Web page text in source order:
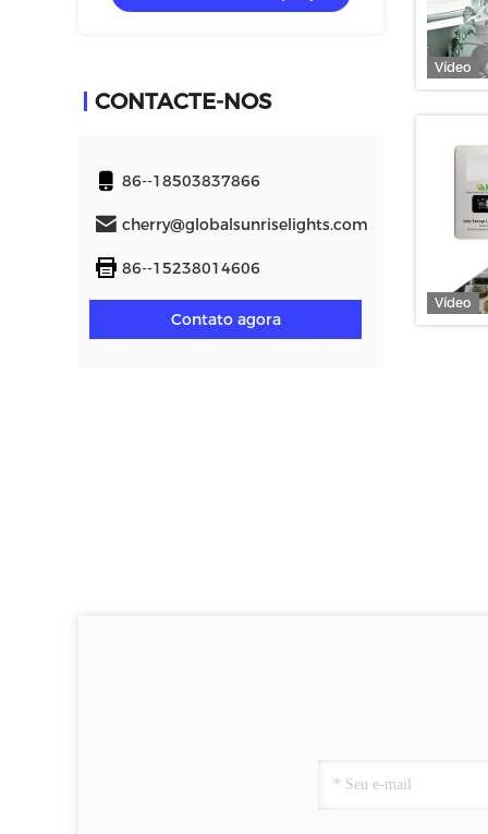
energias solares
CONTACTE-NOS
86--18503837866
cherry@globalsunriselights.com
86--15238014606
Contato agora
Vídeo
Vídeo